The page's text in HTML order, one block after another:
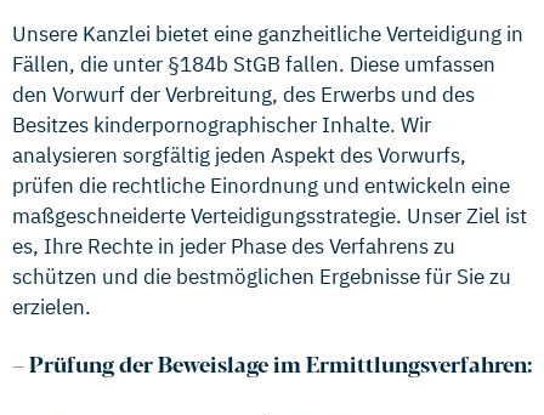
Unsere Kanzlei bietet eine ganzheitliche Verteidigung in
Fällen, die unter §184b StGB fallen. Diese umfassen
den Vorwurf der Verbreitung, des Erwerbs und des
Besitzes kinderpornographischer Inhalte. Wir
analysieren sorgfältig jeden Aspekt des Vorwurfs,
prüfen die rechtliche Einordnung und entwickeln eine
maßgeschneiderte Verteidigungsstrategie. Unser Ziel ist
es, Ihre Rechte in jeder Phase des Verfahrens zu
schützen und die bestmöglichen Ergebnisse für Sie zu
erzielen.
– Prüfung der Beweislage im Ermittlungsverfahren: